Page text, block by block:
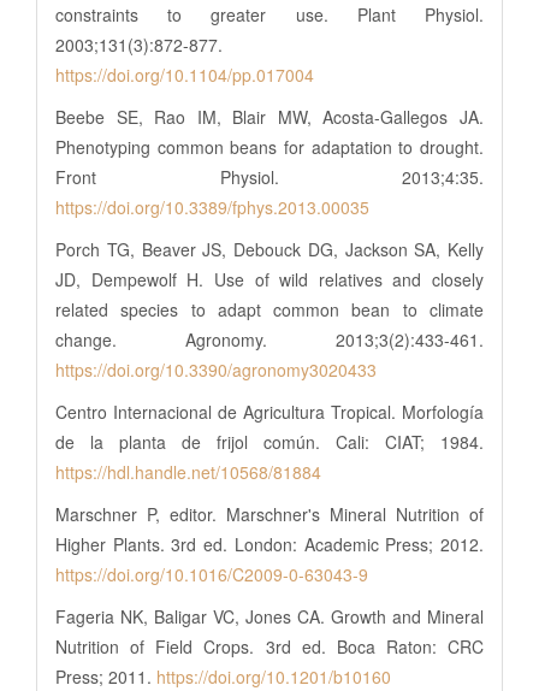
constraints to greater use. Plant Physiol.
2003;131(3):872-877.
https://doi.org/10.1104/pp.017004
Beebe SE, Rao IM, Blair MW, Acosta-Gallegos JA.
Phenotyping common beans for adaptation to drought.
Front Physiol. 2013;4:35.
https://doi.org/10.3389/fphys.2013.00035
Porch TG, Beaver JS, Debouck DG, Jackson SA, Kelly
JD, Dempewolf H. Use of wild relatives and closely
related species to adapt common bean to climate
change. Agronomy. 2013;3(2):433-461.
https://doi.org/10.3390/agronomy3020433
Centro Internacional de Agricultura Tropical. Morfología
de la planta de frijol común. Cali: CIAT; 1984.
https://hdl.handle.net/10568/81884
Marschner P, editor. Marschner's Mineral Nutrition of
Higher Plants. 3rd ed. London: Academic Press; 2012.
https://doi.org/10.1016/C2009-0-63043-9
Fageria NK, Baligar VC, Jones CA. Growth and Mineral
Nutrition of Field Crops. 3rd ed. Boca Raton: CRC
Press; 2011. https://doi.org/10.1201/b10160